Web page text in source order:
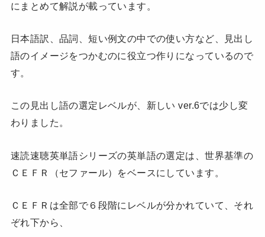
にまとめて解説が載っています。
日本語訳、品詞、短い例文の中での使い方など、見出し
語のイメージをつかむのに役立つ作りになっているので
す。
この見出し語の選定レベルが、新しい ver.6では少し変
わりました。
速読速聴英単語シリーズの英単語の選定は、世界基準の
ＣＥＦＲ（セファール）をベースにしています。
ＣＥＦＲは全部で６段階にレベルが分かれていて、それ
ぞれ下から、